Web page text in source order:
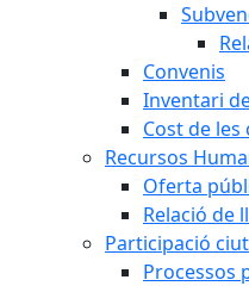
Convenis
Inventari
Cost de
Recursos
Oferta
Relació de
Participació
Processos